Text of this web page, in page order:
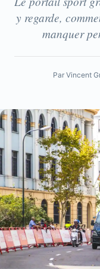
y regarde,
manquer
Par Vincent